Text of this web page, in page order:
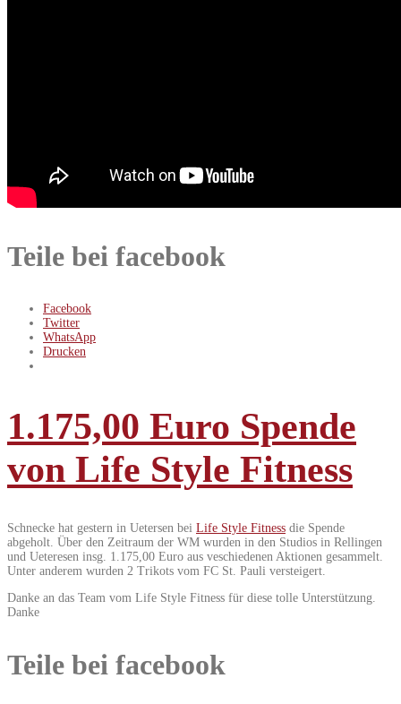
Teile bei facebook
Facebook
Twitter
WhatsApp
Drucken
1.175,00 Euro Spende
von Life Style Fitness
Schnecke hat gestern in Uetersen bei Life Style Fitness die Spende
abgeholt. Über den Zeitraum der WM wurden in den Studios in Rellingen
und Ueteresen insg. 1.175,00 Euro aus veschiedenen Aktionen gesammelt.
Unter anderem wurden 2 Trikots vom FC St. Pauli versteigert.
Danke an das Team vom Life Style Fitness für diese tolle Unterstützung.
Danke
Teile bei facebook